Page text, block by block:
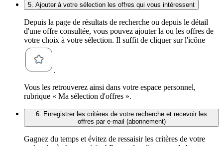
5. Ajouter à votre sélection les offres qui vous intéressent
Depuis la page de résultats de recherche ou depuis le détail
d'une offre consultée, vous pouvez ajouter la ou les offres de
votre choix à votre sélection. Il suffit de cliquer sur l'icône
.
Vous les retrouverez ainsi dans votre espace personnel,
rubrique « Ma sélection d'offres ».
6. Enregistrer les critères de votre recherche et recevoir les
offres par e-mail (abonnement)
Gagnez du temps et évitez de ressaisir les critères de votre